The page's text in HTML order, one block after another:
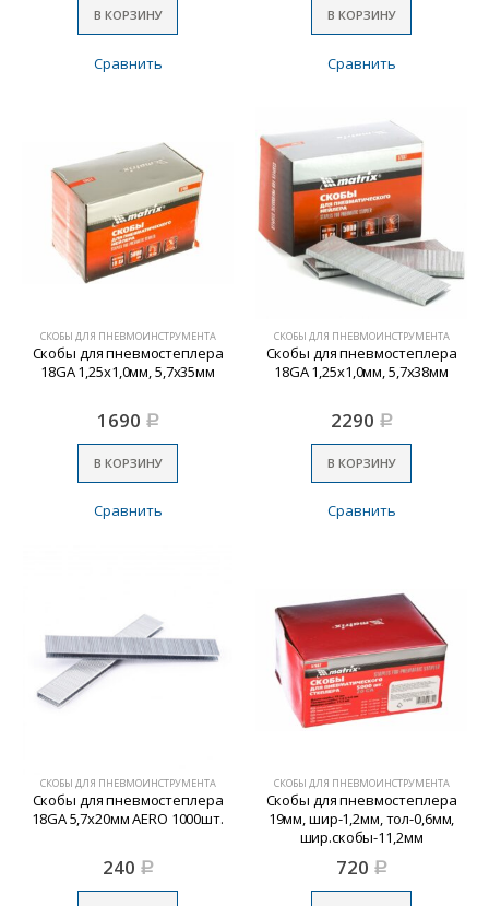
В КОРЗИНУ
Сравнить
В КОРЗИНУ
Сравнить
СКОБЫ ДЛЯ ПНЕВМОИНСТРУМЕНТА
Скобы для пневмостеплера
18GA 1,25х1,0мм, 5,7х35мм
1690 Р
В КОРЗИНУ
Сравнить
СКОБЫ ДЛЯ ПНЕВМОИНСТРУМЕНТА
Скобы для пневмостеплера
18GA 1,25х1,0мм, 5,7х38мм
2290 Р
В КОРЗИНУ
Сравнить
СКОБЫ ДЛЯ ПНЕВМОИНСТРУМЕНТА
Скобы для пневмостеплера
18GA 5,7х20мм AERO 1000шт.
240 Р
СКОБЫ ДЛЯ ПНЕВМОИНСТРУМЕНТА
Скобы для пневмостеплера
19мм, шир-1,2мм, тол-0,6мм,
шир.скобы-11,2мм
720 Р